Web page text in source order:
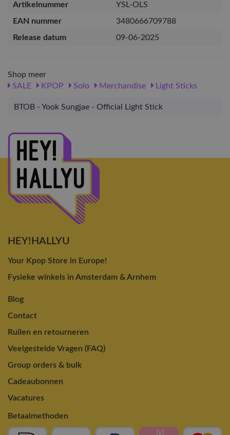
Artikelnummer
YSL-OLS
EAN nummer
3480666709788
Release datum
09-06-2025
Shop meer
SALE
KPOP Solo Merchandise Light Sticks
BTOB - Yook Sungjae - Official Light Stick
HEY!HALLYU
Your Kpop Store in Europe!
Fysieke winkels in Amsterdam & Arnhem
Blog
Contact
Ruilen en retourneren
Veelgestelde Vragen (FAQ)
Group orders & bulk
Cadeaubonnen
Vacatures
Betaalmethoden